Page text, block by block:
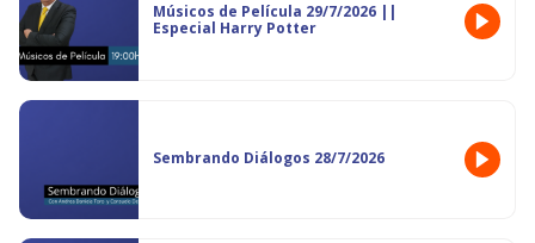
Músicos de Película 29/7/2026 ||
Especial Harry Potter
Sembrando Diálogos 28/7/2026